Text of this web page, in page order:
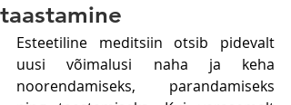
taastamine
Esteetiline meditsiin otsib pidevalt
uusi võimalusi naha ja keha
noorendamiseks, parandamiseks